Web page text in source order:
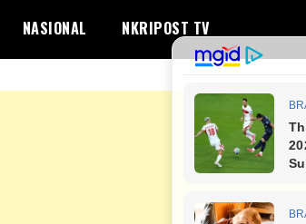
NASIONAL NKRIPOST TV